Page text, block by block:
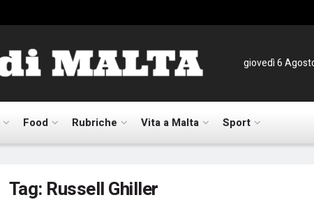
giovedì 6
Food Rubriche Vita a Malta Sport
Tag: Russell Ghiller